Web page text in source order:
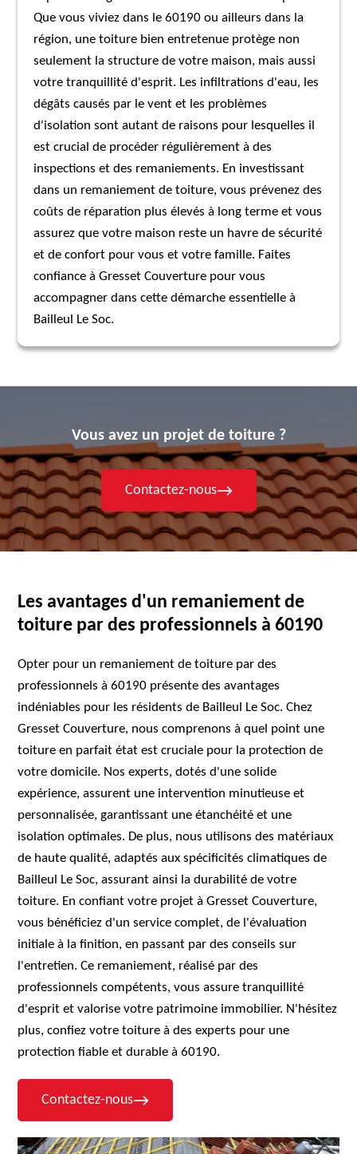
Que vous viviez dans le 60190 ou ailleurs dans la
région, une toiture bien entretenue protège non
seulement la structure de votre maison, mais aussi
votre tranquillité d'esprit. Les infiltrations d'eau, les
dégâts causés par le vent et les problèmes
d'isolation sont autant de raisons pour lesquelles il
est crucial de procéder régulièrement à des
inspections et des remaniements. En investissant
dans un remaniement de toiture, vous prévenez des
coûts de réparation plus élevés à long terme et vous
assurez que votre maison reste un havre de sécurité
et de confort pour vous et votre famille. Faites
confiance à Gresset Couverture pour vous
accompagner dans cette démarche essentielle à
Bailleul Le Soc.
Vous avez un projet de toiture ?
Contactez-nous
Les avantages d'un remaniement de
toiture par des professionnels à 60190
Opter pour un remaniement de toiture par des
professionnels à 60190 présente des avantages
indéniables pour les résidents de Bailleul Le Soc. Chez
Gresset Couverture, nous comprenons à quel point une
toiture en parfait état est cruciale pour la protection de
votre domicile. Nos experts, dotés d'une solide
expérience, assurent une intervention minutieuse et
personnalisée, garantissant une étanchéité et une
isolation optimales. De plus, nous utilisons des matériaux
de haute qualité, adaptés aux spécificités climatiques de
Bailleul Le Soc, assurant ainsi la durabilité de votre
toiture. En confiant votre projet à Gresset Couverture,
vous bénéficiez d'un service complet, de l'évaluation
initiale à la finition, en passant par des conseils sur
l'entretien. Ce remaniement, réalisé par des
professionnels compétents, vous assure tranquillité
d'esprit et valorise votre patrimoine immobilier. N'hésitez
plus, confiez votre toiture à des experts pour une
protection fiable et durable à 60190.
Contactez-nous